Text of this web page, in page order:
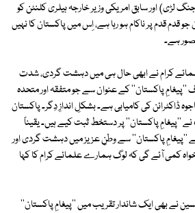
لڑی) اور سابق امریکی وزیر خارجہ ہیلری کلنٹن کو
جو قدم قدم پر ناکام ہو رہا ہے، اِس میں پاکستان کا نہیں
ہے۔
کرام نے ابھی حال ہی میں دہشت گردی، شدت
''پیغامِ پاکستان'' کے عنوان سے جو متفقہ اور متحدہ
ڈاکٹرائن کی کامیابی ہے۔ بشکلِ اندازِ دِگر۔ پاکستان
''پیغامِ پاکستان'' پر دستخط ثبت کیے ہیں۔ یقیناً
''پیغامِ پاکستان'' سے وطنِ عزیز میں دہشت گردی اور
کمی آئے گی کہ لوگ ہمارے علمائے کرام کا کہا
بھی ایک شاندار تقریب میں ''پیغامِ پاکستان''